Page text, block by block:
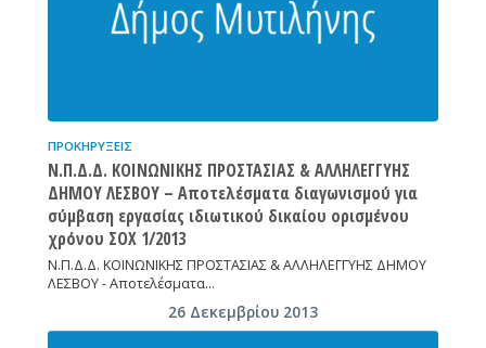
ΠΡΟΚΗΡΎΞΕΙΣ
Ν.Π.Δ.Δ. ΚΟΙΝΩΝΙΚΗΣ ΠΡΟΣΤΑΣΙΑΣ & ΑΛΛΗΛΕΓΓΥΗΣ
ΔΗΜΟΥ ΛΕΣΒΟΥ – Αποτελέσματα διαγωνισμού για
σύμβαση εργασίας ιδιωτικού δικαίου ορισμένου
χρόνου ΣΟΧ 1/2013
Ν.Π.Δ.Δ. ΚΟΙΝΩΝΙΚΗΣ ΠΡΟΣΤΑΣΙΑΣ & ΑΛΛΗΛΕΓΓΥΗΣ ΔΗΜΟΥ
ΛΕΣΒΟΥ - Αποτελέσματα…
26 Δεκεμβρίου 2013